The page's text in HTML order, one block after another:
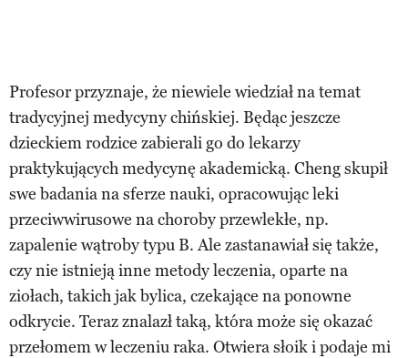
Profesor przyznaje, że niewiele wiedział na temat
tradycyjnej medycyny chińskiej. Będąc jeszcze
dzieckiem rodzice zabierali go do lekarzy
praktykujących medycynę akademicką. Cheng skupił
swe badania na sferze nauki, opracowując leki
przeciwwirusowe na choroby przewlekłe, np.
zapalenie wątroby typu B. Ale zastanawiał się także,
czy nie istnieją inne metody leczenia, oparte na
ziołach, takich jak bylica, czekające na ponowne
odkrycie. Teraz znalazł taką, która może się okazać
przełomem w leczeniu raka. Otwiera słoik i podaje mi